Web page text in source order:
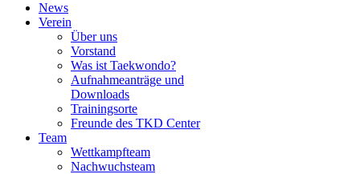
News
Verein
Über uns
Vorstand
Was ist Taekwondo?
Aufnahmeanträge und
Downloads
Trainingsorte
Freunde des TKD Center
Team
Wettkampfteam
Nachwuchsteam